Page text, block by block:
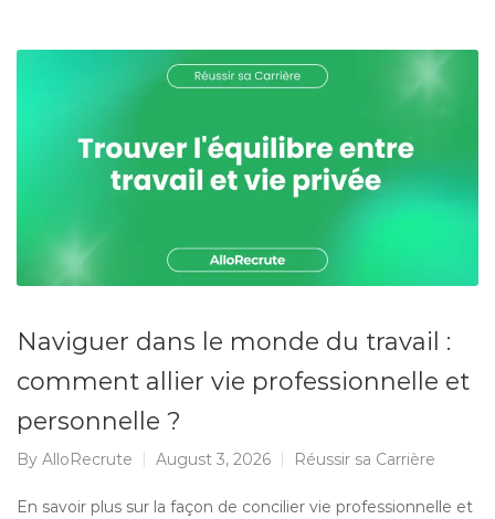
Naviguer dans le monde du travail :
comment allier vie professionnelle et
personnelle ?
By AlloRecrute August 3, 2026 Réussir sa Carrière
En savoir plus sur la façon de concilier vie professionnelle et